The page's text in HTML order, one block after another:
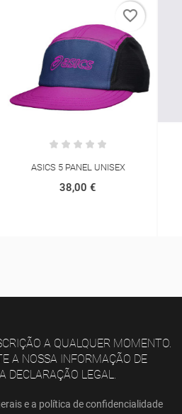
NNORMAL RACE CAP
40,00 €
A QUALQUER MOMENTO.
A NOSSA INFORMAÇÃO DE
DECLARAÇÃO LEGAL.
e a política de confidencialidade